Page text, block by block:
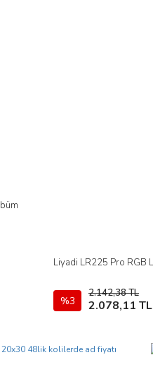
Liyadi LR225 Pro RGB
%3
2.142,38 TL
2.078,11 TL